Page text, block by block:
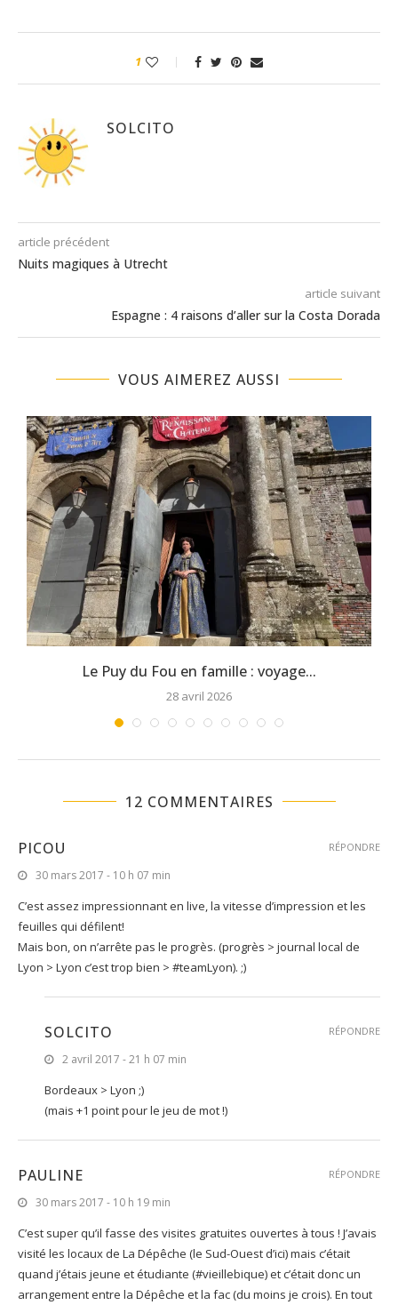
1
SOLCITO
article précédent
Nuits magiques à Utrecht
article suivant
Espagne : 4 raisons d’aller sur la Costa Dorada
VOUS AIMEREZ AUSSI
Le Puy du Fou en famille : voyage...
28 avril 2026
12 COMMENTAIRES
PICOU
30 mars 2017 - 10 h 07 min
C’est assez impressionnant en live, la vitesse d’impression et les
feuilles qui défilent!
Mais bon, on n’arrête pas le progrès. (progrès > journal local de
Lyon > Lyon c’est trop bien > #teamLyon). ;)
RÉPONDRE
SOLCITO
2 avril 2017 - 21 h 07 min
Bordeaux > Lyon ;)
(mais +1 point pour le jeu de mot !)
RÉPONDRE
PAULINE
30 mars 2017 - 10 h 19 min
C’est super qu’il fasse des visites gratuites ouvertes à tous ! J’avais
visité les locaux de La Dépêche (le Sud-Ouest d’ici) mais c’était
quand j’étais jeune et étudiante (#vieillebique) et c’était donc un
arrangement entre la Dépêche et la fac (du moins je crois). En tout
RÉPONDRE